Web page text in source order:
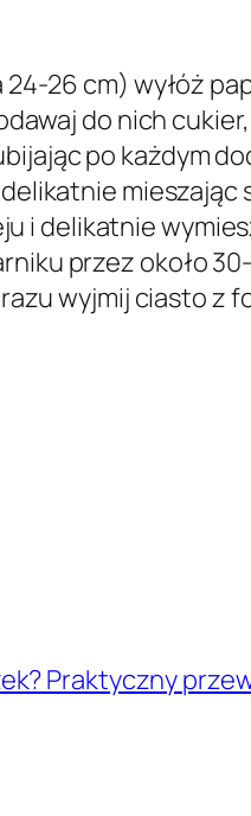
26 cm) wyłóż
do nich
po każdym
mieszając
i delikatnie
przez około
wyjmij ciasto z
Praktyczny